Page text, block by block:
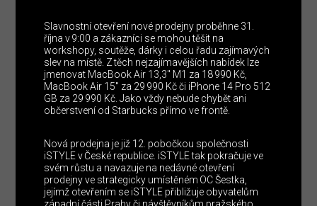
Slavnostní otevření nové prodejny proběhne 31.
října v 9:00 a zákazníci se mohou těšit na
workshopy, soutěže, dárky i celou řadu zajímavých
slev na místě. Z těch nejzajímavějších nabídek lze
jmenovat MacBook Air 13,3″ M1 za 18 990 Kč,
MacBook Air 15″ za 29 990 Kč či iPhone 14 Pro 512
GB za 29 990 Kč. Jako vždy nebude chybět ani
občerstvení od Starbucks přímo ve frontě.
Nová prodejna je již 12. pobočkou společnosti
iSTYLE v České republice. iSTYLE tak pokračuje ve
svém růstu a navazuje na nedávné otevření
prodejny ve strategicky umístěném OC Šestka,
jejímž otevřením se iSTYLE přibližuje obyvatelům